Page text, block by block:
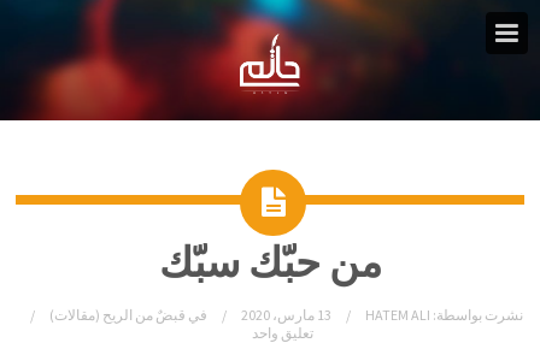
من حبّك سبّك
نشرت بواسطة: HATEM ALI 13 مارس، 2020 في قبضٌ من الريح (مقالات)
تعليق واحد